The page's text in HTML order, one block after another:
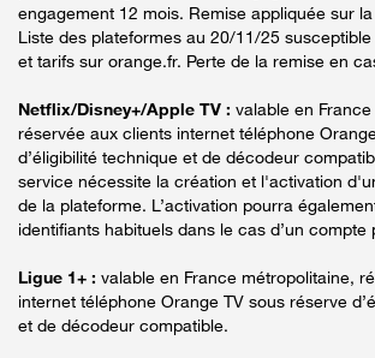
engagement 12 mois. Remise appliquée sur
Liste des plateformes au 20/11/25 susceptible
et tarifs sur orange.fr. Perte de la remise en
Netflix/Disney+/Apple TV : valable en
réservée aux clients internet téléphone
d’éligibilité technique et de décodeur
service nécessite la création et l'activation
de la plateforme. L’activation pourra
identifiants habituels dans le cas d’un compte
Ligue 1+ : valable en France métropolitaine,
internet téléphone Orange TV sous réserve
et de décodeur compatible.